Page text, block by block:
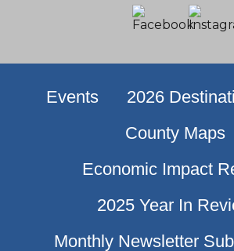
Events
2026
County Maps
Economic Impact
2025 Year In
Monthly Newsletter